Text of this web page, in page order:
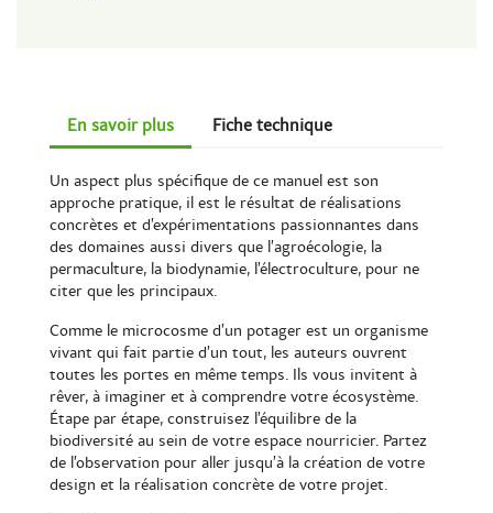
En savoir plus Fiche technique
Un aspect plus spécifique de ce manuel est son
approche pratique, il est le résultat de réalisations
concrètes et d’expérimentations passionnantes dans
des domaines aussi divers que l’agroécologie, la
permaculture, la biodynamie, l’électroculture, pour ne
citer que les principaux.
Comme le microcosme d’un potager est un organisme
vivant qui fait partie d’un tout, les auteurs ouvrent
toutes les portes en même temps. Ils vous invitent à
rêver, à imaginer et à comprendre votre écosystème.
Étape par étape, construisez l’équilibre de la
biodiversité au sein de votre espace nourricier. Partez
de l’observation pour aller jusqu’à la création de votre
design et la réalisation concrète de votre projet.